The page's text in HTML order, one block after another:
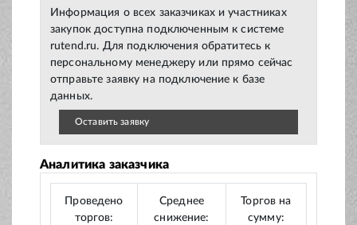
Информация о всех заказчиках и участниках
закупок доступна подключенным к системе
rutend.ru. Для подключения обратитесь к
персональному менеджеру или прямо сейчас
отправьте заявку на подключение к базе
данных.
Оставить заявку
Аналитика заказчика
Проведено
торгов:
Среднее
снижение:
Торгов на
сумму: